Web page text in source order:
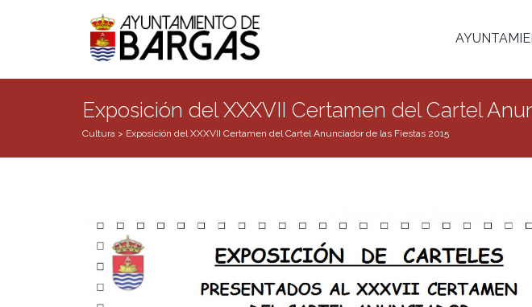
Exposición del XXXVII Certamen del Cartel
Cultura > Exposición del XXXVII Certamen del Cartel Anunciador de las Fiestas 2015